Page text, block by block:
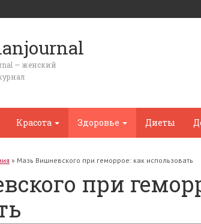
— женский
Красота Здоровье Диеты
» Мазь Вишневского при геморрое: как использовать
при